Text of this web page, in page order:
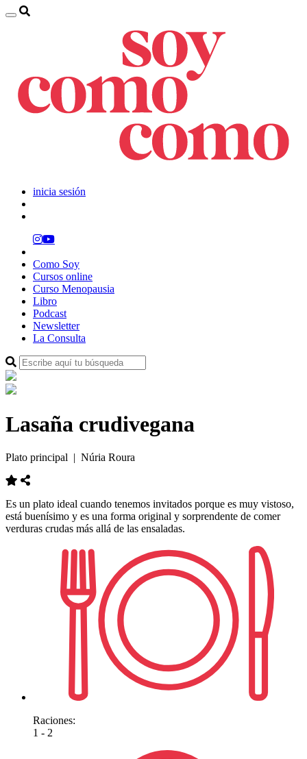
inicia sesión
Como Soy
Cursos online
Curso Menopausia
Libro
Podcast
Newsletter
La Consulta
Lasaña crudivegana
Plato principal | Núria Roura
Es un plato ideal cuando tenemos invitados porque es muy vistoso,
está buenísimo y es una forma original y sorprendente de comer
verduras crudas más allá de las ensaladas.
Raciones:
1 - 2